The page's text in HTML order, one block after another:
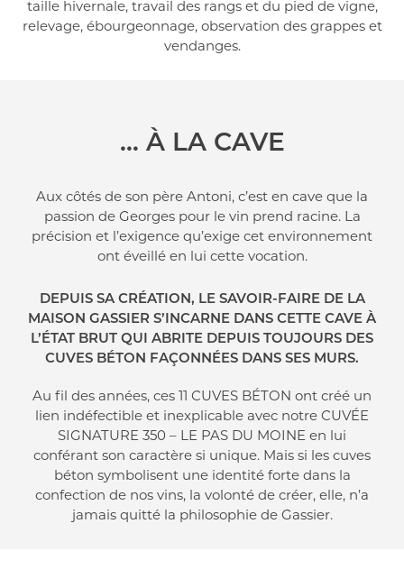
taille hivernale, travail des rangs et du pied de vigne,
relevage, ébourgeonnage, observation des grappes et
vendanges.
… À LA CAVE
Aux côtés de son père Antoni, c’est en cave que la
passion de Georges pour le vin prend racine. La
précision et l’exigence qu’exige cet environnement
ont éveillé en lui cette vocation.
DEPUIS SA CRÉATION, LE SAVOIR-FAIRE DE LA
MAISON GASSIER S’INCARNE DANS CETTE CAVE À
L’ÉTAT BRUT QUI ABRITE DEPUIS TOUJOURS DES
CUVES BÉTON FAÇONNÉES DANS SES MURS.
Au fil des années, ces 11 CUVES BÉTON ont créé un
lien indéfectible et inexplicable avec notre CUVÉE
SIGNATURE 350 – LE PAS DU MOINE en lui
conférant son caractère si unique. Mais si les cuves
béton symbolisent une identité forte dans la
confection de nos vins, la volonté de créer, elle, n’a
jamais quitté la philosophie de Gassier.